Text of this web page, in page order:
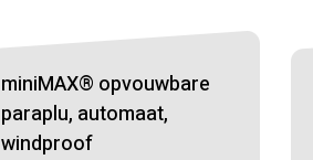
miniMAX® opvouwbare
paraplu, automaat,
windproof